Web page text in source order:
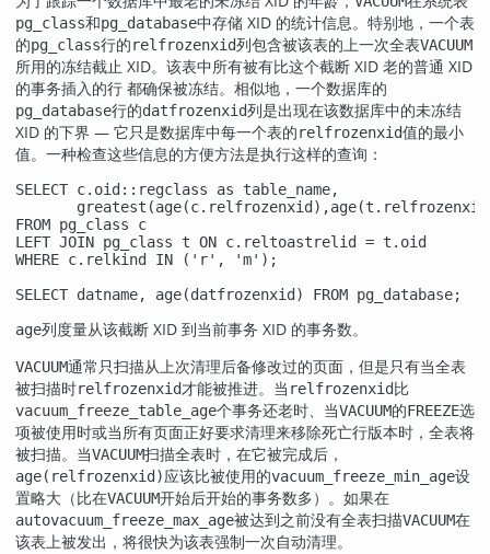
pg_class和pg_database中存储 XID 的统计信息。特别地，一个表
的pg_class行的relfrozenxid列包含被该表的上一次全表VACUUM
所用的冻结截止 XID。该表中所有被有比这个截断 XID 老的普通 XID
的事务插入的行 都确保被冻结。相似地，一个数据库的
pg_database行的datfrozenxid列是出现在该数据库中的未冻结
XID 的下界 — 它只是数据库中每一个表的relfrozenxid值的最小
值。一种检查这些信息的方便方法是执行这样的查询：
SELECT c.oid::regclass as table_name,
FROM pg_class c
LEFT JOIN pg_class t ON c.reltoastrelid = t.oid
WHERE c.relkind IN ('r', 'm');
SELECT datname, age(datfrozenxid) FROM pg_database;
age列度量从该截断 XID 到当前事务 XID 的事务数。
VACUUM通常只扫描从上次清理后备修改过的页面，但是只有当全表
被扫描时relfrozenxid才能被推进。当 relfrozenxid比
vacuum_freeze_table_age个事务还老时、当VACUUM的FREEZE选
项被使用时或当所有页面正好要求清理来移除死亡行版本时，全表将
被扫描。当VACUUM扫描全表时，在它被完成后，
age(relfrozenxid)应该比被使用的vacuum_freeze_min_age设
置略大（比在VACUUM开始后开始的事务数多）。如果在
autovacuum_freeze_max_age被达到之前没有全表扫描VACUUM在
该表上被发出，将很快为该表强制一次自动清理。